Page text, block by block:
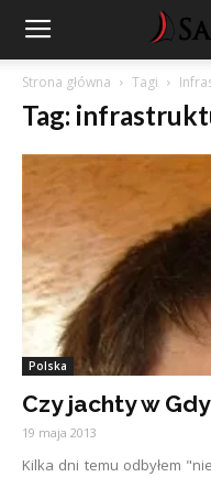
Strona główna Tagi
Tag:
Polska
Czy jachty w
19 maja 2013
Kilka dni temu odbyłem